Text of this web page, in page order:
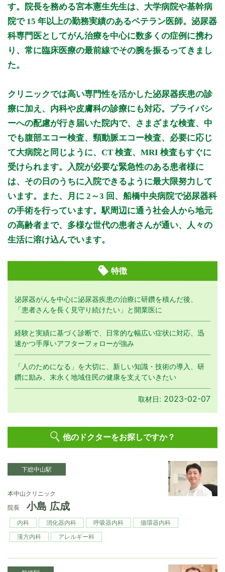
備考: 第3土曜日は皮膚科のみです。
※診療時間や臨時休診・診療内容等について、事前に必ず医療
機関ホームページ、またはお電話にてご確認ください。
>>病院なびで医療機関の詳細を見る
す。院長を務める宮本憲生先生は、大学病院や基幹病
院で 15 年以上の勤務実績のあるベテラン医師。泌尿器
科専門医としてがん治療を中心に数多くの症例に携わ
り、常に臨床医療の最前線でその腕を振るってきまし
た。
クリニックでは高い専門性を活かした泌尿器疾患の診
療に加え、内科や皮膚科の診療にも対応。プライバシ
ーへの配慮が行き届いた院内で、さまざまな検査、中
でも腹部エコー検査、頸動脈エコー検査、必要に応じ
て大病院と同じように、CT 検査、MRI 検査もすぐに
受けられます。入院が必要な緊急性のある患者様に
は、その日のうちに入院できるように最大限努力して
います。また、月に 2～3 回、船橋中央病院で泌尿器科
の手術を行っています。駅周辺に通う社会人から地元
の高齢者まで、多様な世代の患者さんが通い、人々の
生活に溶け込んでいます。
特徴
泌尿器がんを中心に泌尿器疾患の治療に研鑽を積んだ後、
「患者さんを長く見守り続けたい」と開業医に
経験と実績に基づく診断で、日常的な幅広い症状に対応、迅
速かつ手厚いアフターフォローが強み
「人のためになる」を大切に、新しい知識・技術の導入、研
鑽に励み、末永く地域住民の健康を支えていきたい
取材日: 2023-02-07
他のドクターをお探しですか？
下総中山駅
本中山クリニック
院長
小島 広成
内科 消化器内科 呼吸器内科
循環器内科
漢方内科
アレルギー科